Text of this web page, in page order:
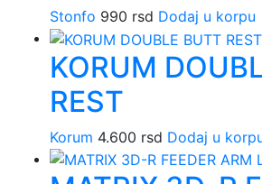
Stonfo 990 rsd Dodaj u korpu
KORUM
REST
Korum 4.600 rsd Dodaj u